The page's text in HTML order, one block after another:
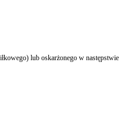
lub oskarżonego w następstwie